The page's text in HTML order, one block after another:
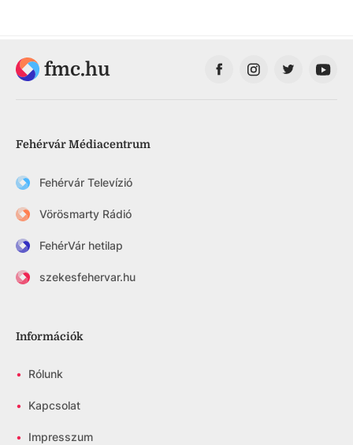
fmc.hu
Fehérvár Médiacentrum
Fehérvár Televízió
Vörösmarty Rádió
FehérVár hetilap
szekesfehervar.hu
Információk
• Rólunk
• Kapcsolat
• Impresszum